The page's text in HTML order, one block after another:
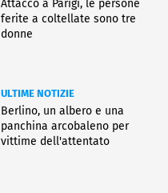
Attacco a Parigi, le persone
ferite a coltellate sono tre
donne
ULTIME NOTIZIE
Berlino, un albero e una
panchina arcobaleno per
vittime dell'attentato